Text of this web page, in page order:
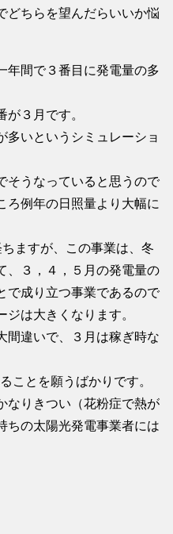
どちらを望んだらいいか悩
年間で３番目に発電量の多
が３月です。
多いというシミュレーショ
そうなっていると思うので
ろ例年の日照量より大幅に
ますが、この事業は、冬
、３，４，５月の発電量の
で成り立つ事業であるので
は大きくなります。
間違いで、３月は稼ぎ時な
ことを願うばかりです。
なりきつい（花粉症で熱が
ちの太陽光発電事業者には